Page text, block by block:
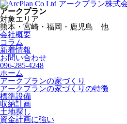
アークプラン株式
アークプラン
対象エリア
熊本・宮崎・福岡・鹿児島 他
会社概要
コラム
新着情報
お問い合わせ
096-285-4248
ホーム
アークプランの家づくり
アークプランの家づくりの特徴
標準設備
収納計画
土地探し
資金計画に強い